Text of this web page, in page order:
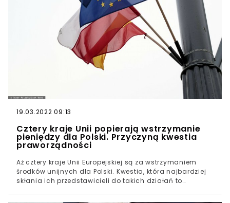
19.03.2022 09:13
Cztery kraje Unii popierają wstrzymanie
pieniędzy dla Polski. Przyczyną kwestia
praworządności
Aż cztery kraje Unii Europejskiej są za wstrzymaniem
środków unijnych dla Polski. Kwestia, która najbardziej
skłania ich przedstawicieli do takich działań to